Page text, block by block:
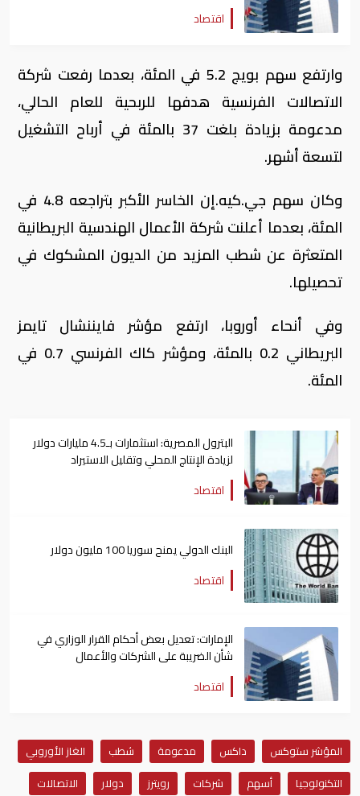
اقتصاد
وارتفع سهم بويج 5.2 في المئة، بعدما رفعت شركة
الاتصالات الفرنسية هدفها للربحية للعام الحالي،
مدعومة بزيادة بلغت 37 بالمئة في أرباح التشغيل
لتسعة أشهر.
وكان سهم جي.كيه.إن الخاسر الأكبر بتراجعه 4.8 في
المئة، بعدما أعلنت شركة الأعمال الهندسية البريطانية
المتعثرة عن شطب المزيد من الديون المشكوك في
تحصيلها.
وفي أنحاء أوروبا، ارتفع مؤشر فايننشال تايمز
البريطاني 0.2 بالمئة، ومؤشر كاك الفرنسي 0.7 في
المئة.
البترول المصرية: استثمارات بـ4.5 مليارات دولار
لزيادة الإنتاج المحلي وتقليل الاستيراد
اقتصاد
البنك الدولي يمنح سوريا 100 مليون دولار
اقتصاد
الإمارات: تعديل بعض أحكام القرار الوزاري في
شأن الضريبة على الشركات والأعمال
اقتصاد
المؤشر ستوكس داكس مدعومة شطب
الغاز الأوروبي
التكنولوجيا
أسهم شركات رويترز دولار الاتصالات